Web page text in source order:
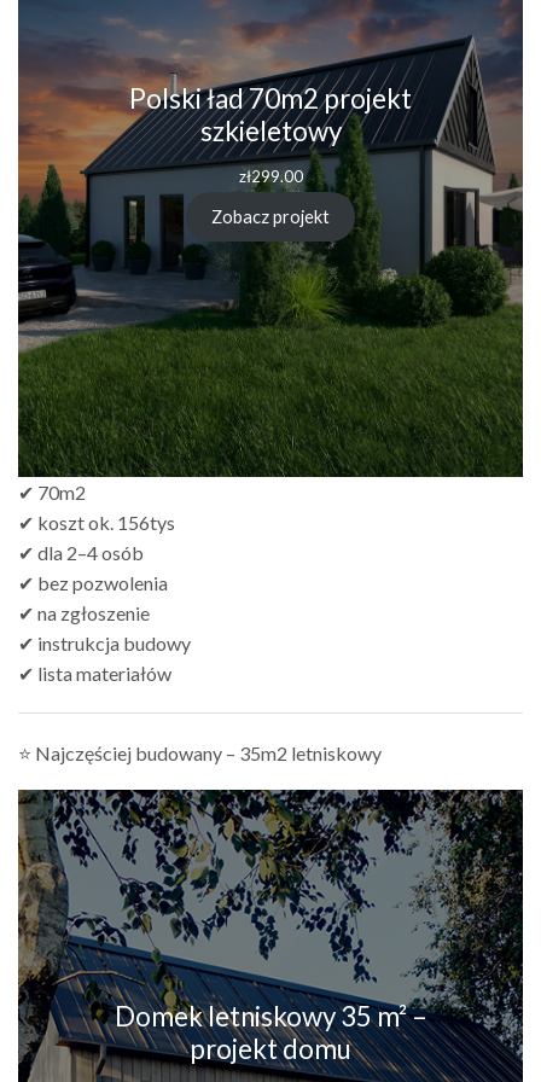
Polski ład 70m2 projekt
szkieletowy
zł299.00
Zobacz projekt
✔ 70m2
✔ koszt ok. 156tys
✔ dla 2–4 osób
✔ bez pozwolenia
✔ na zgłoszenie
✔ instrukcja budowy
✔ lista materiałów
⭐ Najczęściej budowany – 35m2 letniskowy
Domek letniskowy 35 m² –
projekt domu